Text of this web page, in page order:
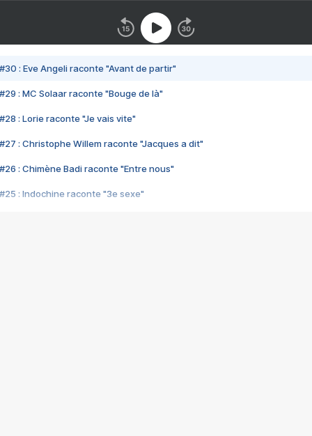
#30 : Eve Angeli raconte "Avant de partir"
#29 : MC Solaar raconte "Bouge de là"
#28 : Lorie raconte "Je vais vite"
#27 : Christophe Willem raconte "Jacques a dit"
#26 : Chimène Badi raconte "Entre nous"
#25 : Indochine raconte "3e sexe"